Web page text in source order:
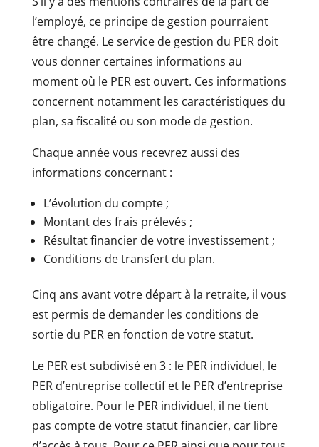
l’employé, ce principe de gestion pourraient
être changé. Le service de gestion du PER doit
vous donner certaines informations au
moment où le PER est ouvert. Ces informations
concernent notamment les caractéristiques du
plan, sa fiscalité ou son mode de gestion.
Chaque année vous recevrez aussi des
informations concernant :
L’évolution du compte ;
Montant des frais prélevés ;
Résultat financier de votre investissement ;
Conditions de transfert du plan.
Cinq ans avant votre départ à la retraite, il vous
est permis de demander les conditions de
sortie du PER en fonction de votre statut.
Le PER est subdivisé en 3 : le PER individuel, le
PER d’entreprise collectif et le PER d’entreprise
obligatoire. Pour le PER individuel, il ne tient
pas compte de votre statut financier, car libre